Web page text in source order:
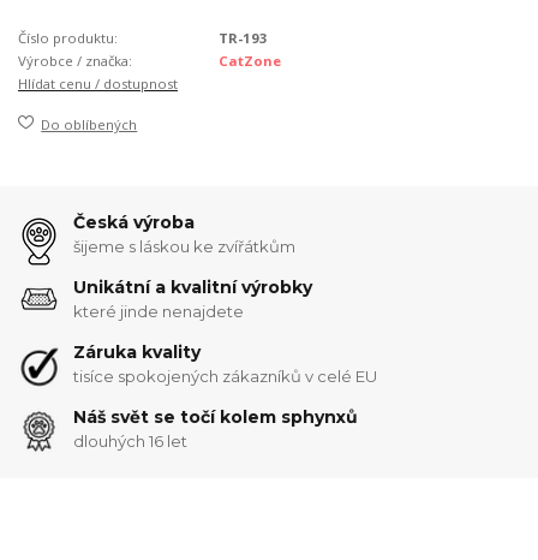
Číslo produktu:
TR-193
Výrobce / značka:
CatZone
Hlídat cenu / dostupnost
Do oblíbených
Česká výroba
šijeme s láskou ke zvířátkům
Unikátní a kvalitní výrobky
které jinde nenajdete
Záruka kvality
tisíce spokojených zákazníků v celé EU
Náš svět se točí kolem sphynxů
dlouhých 16 let